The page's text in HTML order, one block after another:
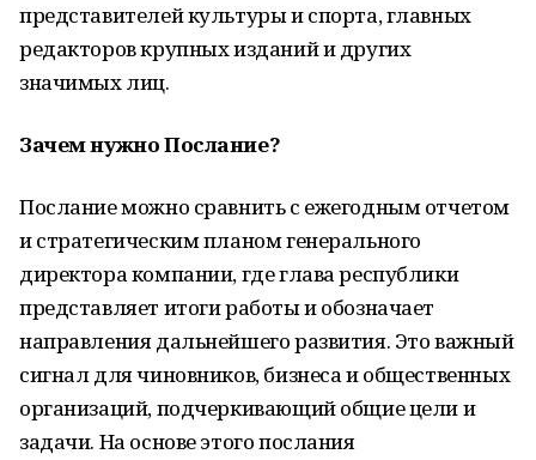
представителей культуры и спорта, главных
редакторов крупных изданий и других
значимых лиц.
Зачем нужно Послание?
Послание можно сравнить с ежегодным отчетом
и стратегическим планом генерального
директора компании, где глава республики
представляет итоги работы и обозначает
направления дальнейшего развития. Это важный
сигнал для чиновников, бизнеса и общественных
организаций, подчеркивающий общие цели и
задачи. На основе этого послания